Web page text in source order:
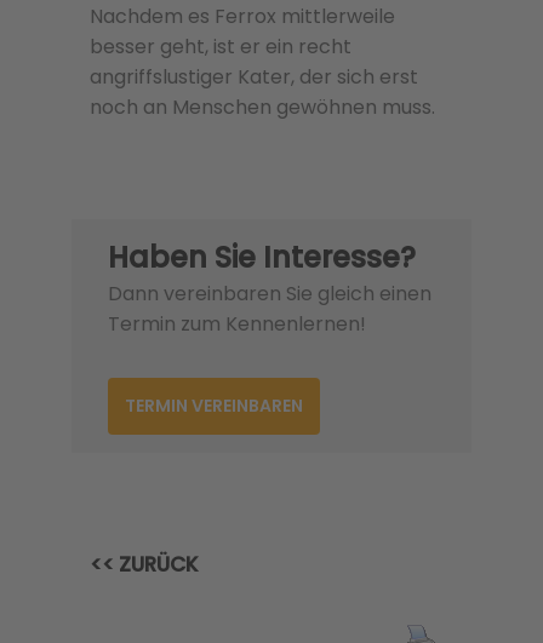
Nachdem es Ferrox mittlerweile
besser geht, ist er ein recht
angriffslustiger Kater, der sich erst
noch an Menschen gewöhnen muss.
Haben Sie Interesse?
Dann vereinbaren Sie gleich einen
Termin zum Kennenlernen!
TERMIN VEREINBAREN
<< ZURÜCK